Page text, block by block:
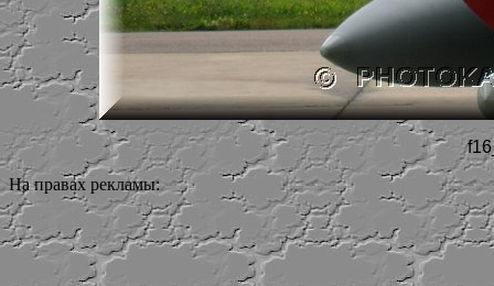
На правах рекламы: